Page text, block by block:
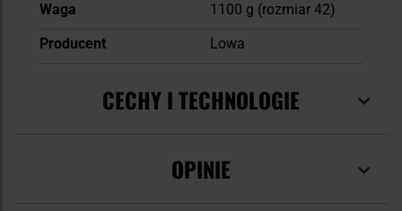
Waga
1100 g (rozmiar 42)
Producent
Lowa
CECHY I TECHNOLOGIE
OPINIE